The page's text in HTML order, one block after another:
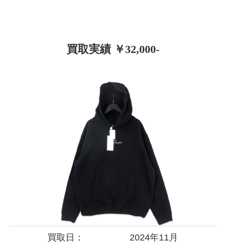
買取実績 ￥32,000-
買取日： 2024年11月